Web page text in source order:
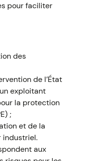
pour faciliter
des
de l’État
exploitant
la protection
;
et de la
industriel.
aux